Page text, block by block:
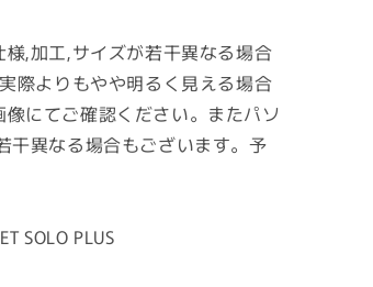
,加工,サイズが若干異なる場合
際よりもやや明るく見える場合
にてご確認ください。またパソ
干異なる場合もございます。予
SOLO PLUS